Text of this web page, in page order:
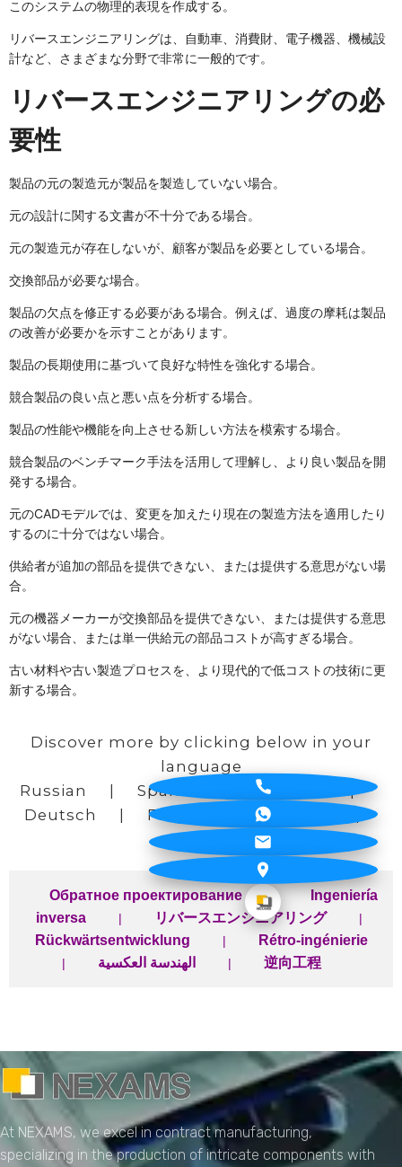
このシステムの物理的表現を作成する。
リバースエンジニアリングは、自動車、消費財、電子機器、機械設
計など、さまざまな分野で非常に一般的です。
リバースエンジニアリングの必
要性
製品の元の製造元が製品を製造していない場合。
元の設計に関する文書が不十分である場合。
元の製造元が存在しないが、顧客が製品を必要としている場合。
交換部品が必要な場合。
製品の欠点を修正する必要がある場合。例えば、過度の摩耗は製品
の改善が必要かを示すことがあります。
製品の長期使用に基づいて良好な特性を強化する場合。
競合製品の良い点と悪い点を分析する場合。
製品の性能や機能を向上させる新しい方法を模索する場合。
競合製品のベンチマーク手法を活用して理解し、より良い製品を開
発する場合。
元のCADモデルでは、変更を加えたり現在の製造方法を適用したり
するのに十分ではない場合。
供給者が追加の部品を提供できない、または提供する意思がない場
合。
元の機器メーカーが交換部品を提供できない、または提供する意思
がない場合、または単一供給元の部品コストが高すぎる場合。
古い材料や古い製造プロセスを、より現代的で低コストの技術に更
新する場合。
Discover more by clicking below in your
language
Russian
| Spanish Japanese
|
Deutsch
| Française |
|
Chinese
Обратное проектирование |
Ingeniería
inversa
| リバースエンジニアリング |
Rückwärtsentwicklung | Rétro-ingénierie
| الهندسة العكسية | 逆向工程
NEXAMS
At NEXAMS, we excel in contract manufacturing,
specializing in the production of intricate components with